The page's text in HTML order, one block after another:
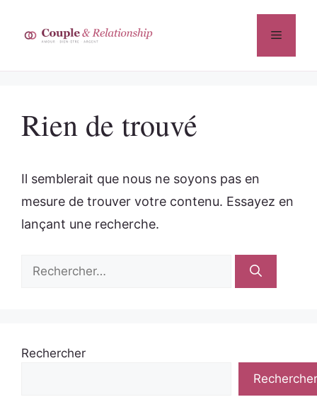
contenu
Menu
Rien de trouvé
Il semblerait que nous ne soyons pas en
mesure de trouver votre contenu. Essayez en
lançant une recherche.
Rechercher :
Rechercher
Rechercher